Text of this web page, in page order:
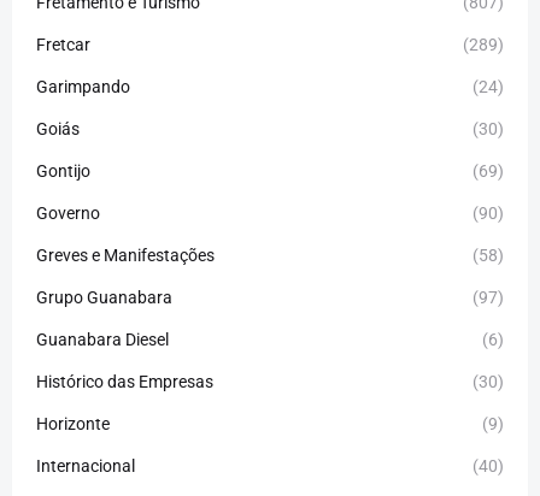
Fretcar (289)
Garimpando (24)
Goiás (30)
Gontijo (69)
Governo (90)
Greves e Manifestações (58)
Grupo Guanabara (97)
Guanabara Diesel (6)
Histórico das Empresas (30)
Horizonte (9)
Internacional (40)